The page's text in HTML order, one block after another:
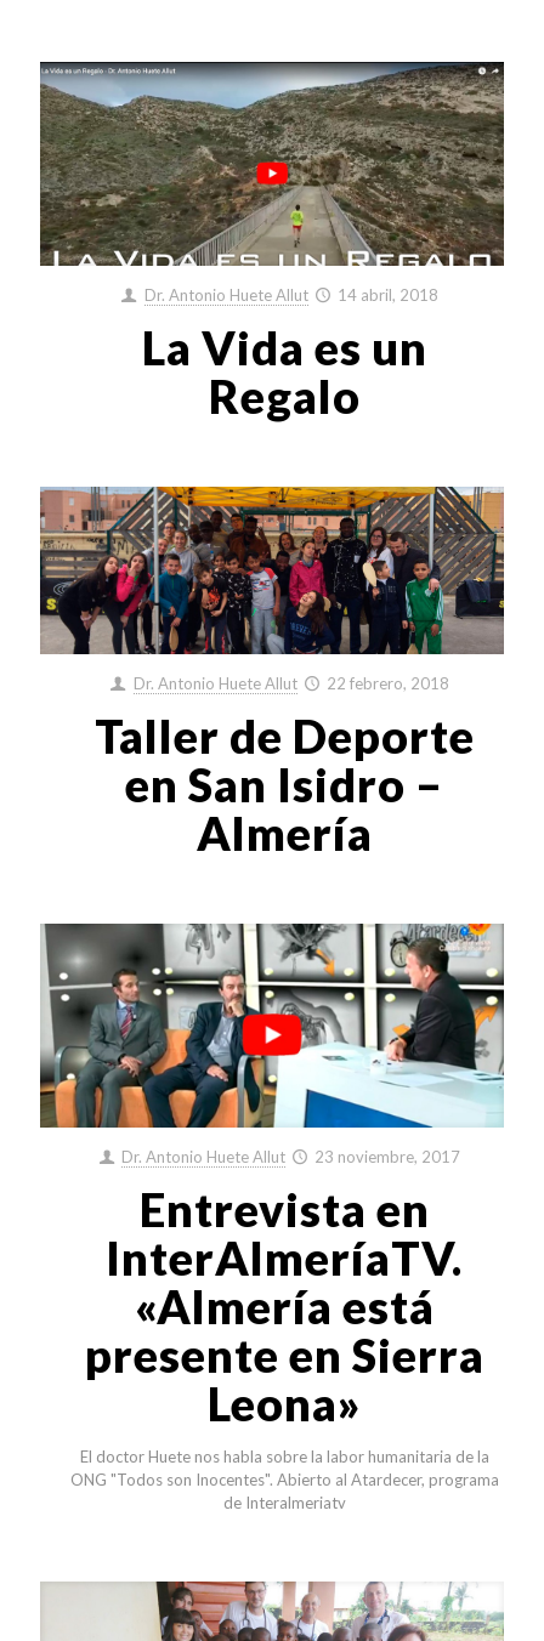
Dr. Antonio Huete Allut 14 abril, 2018
La Vida es un
Regalo
Dr. Antonio Huete Allut 22 febrero, 2018
Taller de Deporte
en San Isidro –
Almería
Dr. Antonio Huete Allut 23 noviembre, 2017
Entrevista en
InterAlmeríaTV.
«Almería está
presente en Sierra
Leona»
El doctor Huete nos habla sobre la labor humanitaria de la
ONG "Todos son Inocentes". Abierto al Atardecer, programa
de Interalmeriatv